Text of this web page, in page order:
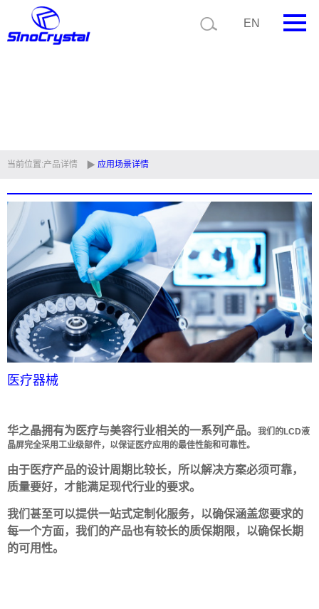
EN
技术支持
视频中心
新闻中心
联系我们
定制品
当前位置:产品详情 应用场景详情
医疗器械
华之晶拥有为医疗与美容行业相关的一系列产品。
我们的LCD液
晶屏完全采用工业级部件，以保证医疗应用的最佳性能和可靠性。
由于医疗产品的设计周期比较长，所以解决方案必须可靠，
质量要好，才能满足现代行业的要求。
我们甚至可以提供一站式定制化服务，以确保涵盖您要求的
每一个方面，我们的产品也有较长的质保期限，以确保长期
的可用性。